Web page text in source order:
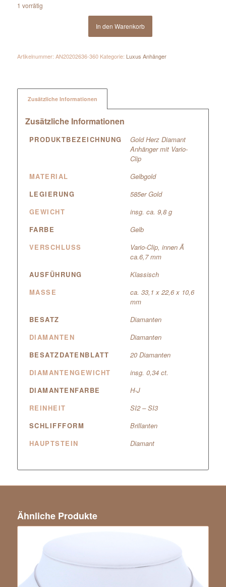
1 vorrätig
In den Warenkorb
Artikelnummer: AN20202636-360 Kategorie: Luxus Anhänger
Zusätzliche Informationen
Zusätzliche Informationen
PRODUKTBEZEICHNUNG
Gold Herz Diamant
Anhänger mit Vario-
Clip
MATERIAL
Gelbgold
LEGIERUNG
585er Gold
GEWICHT
insg. ca. 9,8 g
FARBE
Gelb
VERSCHLUSS
Vario-Clip, innen Ã
ca.6,7 mm
AUSFÜHRUNG
Klassisch
MASSE
ca. 33,1 x 22,6 x 10,6
mm
BESATZ
Diamanten
DIAMANTEN
Diamanten
BESATZDATENBLATT
20 Diamanten
DIAMANTENGEWICHT
insg. 0,34 ct.
DIAMANTENFARBE
H-J
REINHEIT
SI2 – SI3
SCHLIFFFORM
Brillanten
HAUPTSTEIN
Diamant
Ähnliche Produkte